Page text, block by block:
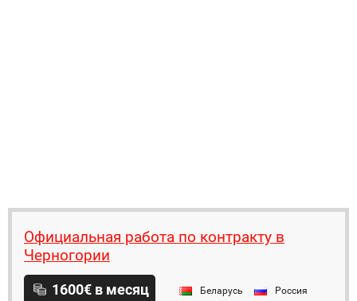
Официальная работа по контракту в
Черногории
1600€ в месяц Беларусь Россия